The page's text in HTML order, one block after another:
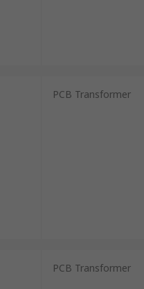
PCB Transformer
PCB Transformer